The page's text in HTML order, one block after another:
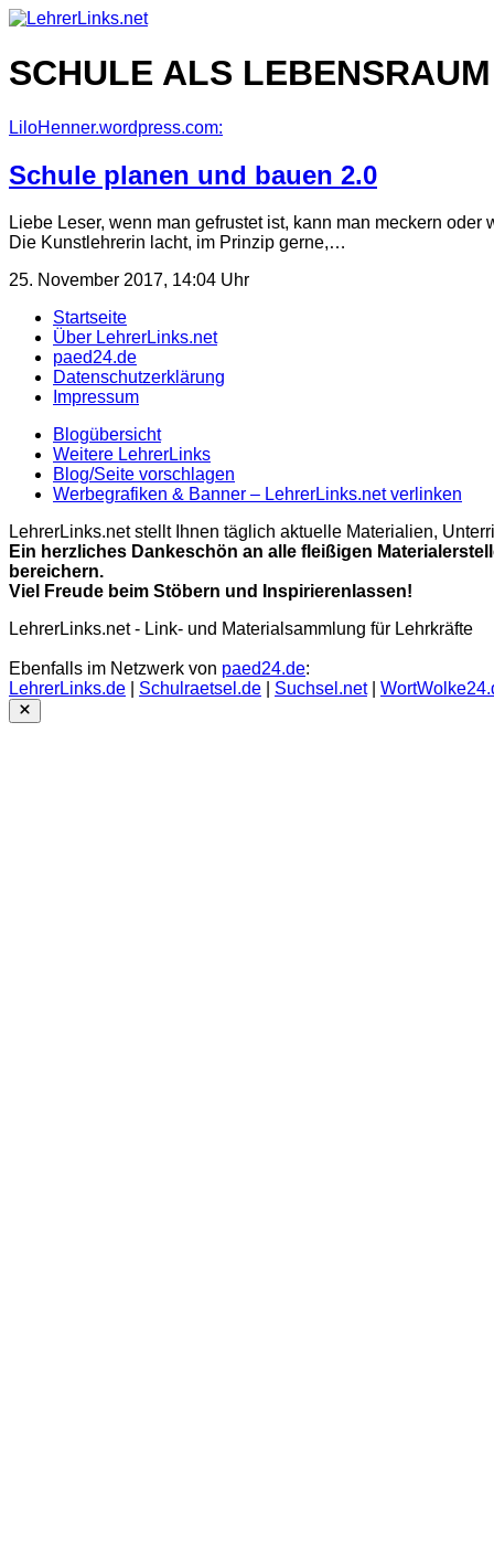
Skip
content
SCHULE ALS LEBENSRAUM
LiloHenner.wordpress.com:
Schule planen und bauen 2.0
Liebe Leser, wenn man gefrustet ist, kann man meckern
Die Kunstlehrerin lacht, im Prinzip gerne,…
25. November 2017, 14:04 Uhr
Startseite
Über LehrerLinks.net
paed24.de
Datenschutzerklärung
Impressum
Blogübersicht
Weitere LehrerLinks
Blog/Seite vorschlagen
Werbegrafiken & Banner – LehrerLinks.net verlinken
LehrerLinks.net stellt Ihnen täglich aktuelle Materialien,
Ein herzliches Dankeschön an alle fleißigen
bereichern.
Viel Freude beim Stöbern und Inspirierenlassen!
LehrerLinks.net - Link- und Materialsammlung für Lehrkräfte
Ebenfalls im Netzwerk von paed24.de:
LehrerLinks.de
Schulraetsel.de Suchsel.net|
Close